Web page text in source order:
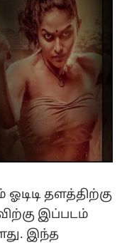
தளத்திற்கு
இப்படம்
இந்த